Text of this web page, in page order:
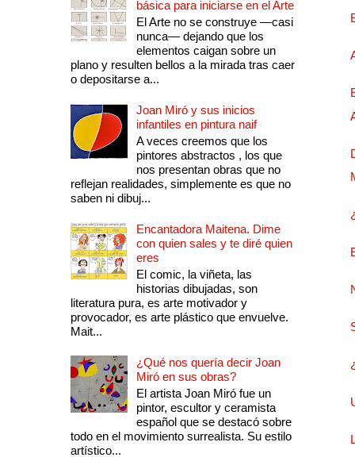
básica para iniciarse en el Arte
El Arte no se construye —casi
nunca— dejando que los
elementos caigan sobre un
plano y resulten bellos a la mirada tras caer
o depositarse a...
Joan Miró y sus inicios
infantiles en pintura naif
A veces creemos que los
pintores abstractos , los que
nos presentan obras que no
reflejan realidades, simplemente es que no
saben ni dibuj...
Encantadora Maitena. Dime
con quien sales y te diré quien
eres
El comic, la viñeta, las
historias dibujadas, son
literatura pura, es arte motivador y
provocador, es arte plástico que envuelve.
Mait...
¿Qué nos quería decir Joan
Miró en sus obras?
El artista Joan Miró fue un
pintor, escultor y ceramista
español que se destacó sobre
todo en el movimiento surrealista. Su estilo
artístico...